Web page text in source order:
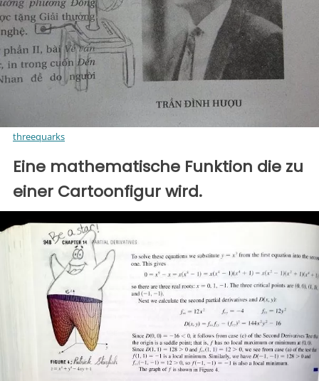
threequarks
Eine mathematische Funktion die zu
einer Cartoonfigur wird.